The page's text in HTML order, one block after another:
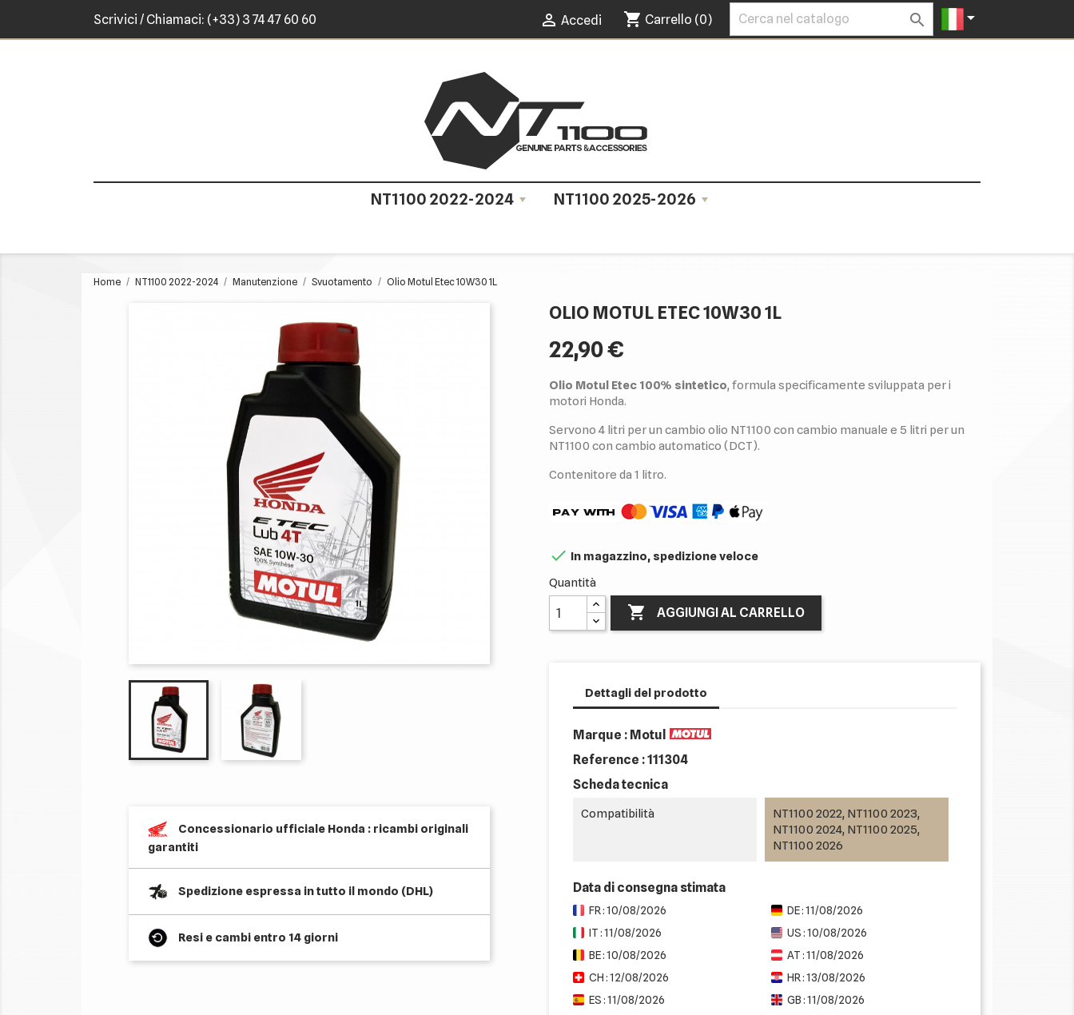
Scrivici / Chiamaci: (+33) 3 74 47 60 60  Accedi shopping_cart Carrello (0)  
NT1100 2022-2024 NT1100 2025-2026
Home NT1100 2022-2024 Manutenzione Svuotamento Olio Motul Etec 10W30 1L
Concessionario ufficiale Honda : ricambi originali
garantiti
Spedizione espressa in tutto il mondo (DHL)
Resi e cambi entro 14 giorni
OLIO MOTUL ETEC 10W30 1L
22,90 €
Olio Motul Etec 100% sintetico, formula specificamente sviluppata per i
motori Honda.
Servono 4 litri per un cambio olio NT1100 con cambio manuale e 5 litri per un
NT1100 con cambio automatico (DCT).
Contenitore da 1 litro.
 In magazzino, spedizione veloce
Quantità
 AGGIUNGI AL CARRELLO
Dettagli del prodotto
Marque : Motul
Reference :111304
Scheda tecnica
Compatibilità
NT1100 2022, NT1100 2023,
NT1100 2024, NT1100 2025,
NT1100 2026
Data di consegna stimata
FR : 10/08/2026
DE : 11/08/2026
IT : 11/08/2026
US : 10/08/2026
BE : 10/08/2026
AT : 11/08/2026
CH : 12/08/2026
HR : 13/08/2026
ES : 11/08/2026
GB : 11/08/2026